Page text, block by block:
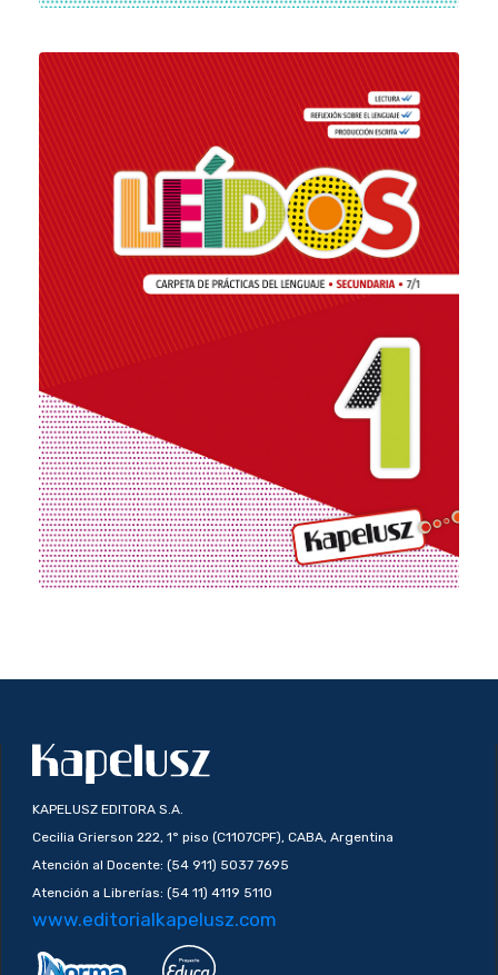
KAPELUSZ EDITORA S.A.
Cecilia Grierson 222, 1° piso (C1107CPF), CABA, Argentina
Atención al Docente: (54 911) 5037 7695
Atención a Librerías: (54 11) 4119 5110
www.editorialkapelusz.com